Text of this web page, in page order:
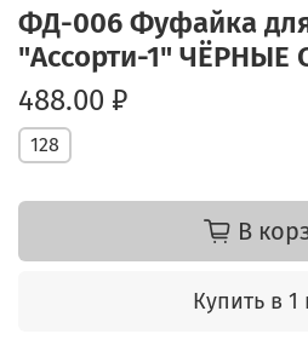
ФД-006 Фуфайка
"Ассорти-1" ЧЁРНЫЕ
488.00 ₽
128
В
Купить в 1